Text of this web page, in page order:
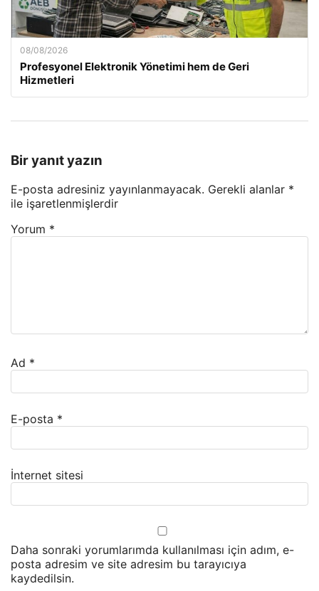
08/08/2026
Profesyonel Elektronik Yönetimi hem de Geri
Hizmetleri
Bir yanıt yazın
E-posta adresiniz yayınlanmayacak. Gerekli alanlar *
ile işaretlenmişlerdir
Yorum *
Ad *
E-posta *
İnternet sitesi
Daha sonraki yorumlarımda kullanılması için adım, e-
posta adresim ve site adresim bu tarayıcıya
kaydedilsin.